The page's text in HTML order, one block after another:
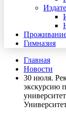
Гимназия
Главная
Новости
30 июля.
экскурсию